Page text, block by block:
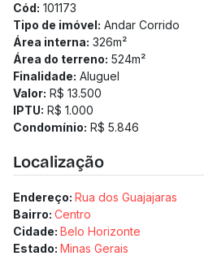
Solicitamos a confirmação com
Cód: 101173
Tipo de imóvel: Andar Corrido
Área interna: 326m²
Área do terreno: 524m²
Finalidade: Aluguel
Valor: R$ 13.500
IPTU: R$ 1.000
Condomínio: R$ 5.846
Localização
Endereço: Rua dos Guajajaras
Bairro: Centro
Cidade: Belo Horizonte
Estado: Minas Gerais